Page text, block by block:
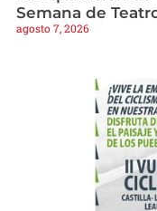
Semana de
agosto 7, 2026